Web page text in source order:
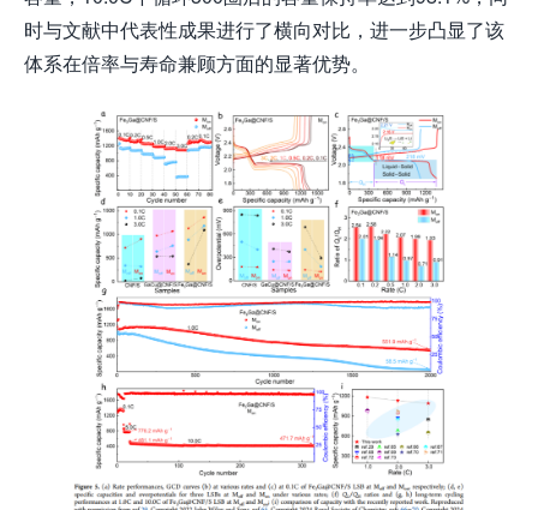
时与文献中代表性成果进行了横向对比，进一步凸显了该
体系在倍率与寿命兼顾方面的显著优势。